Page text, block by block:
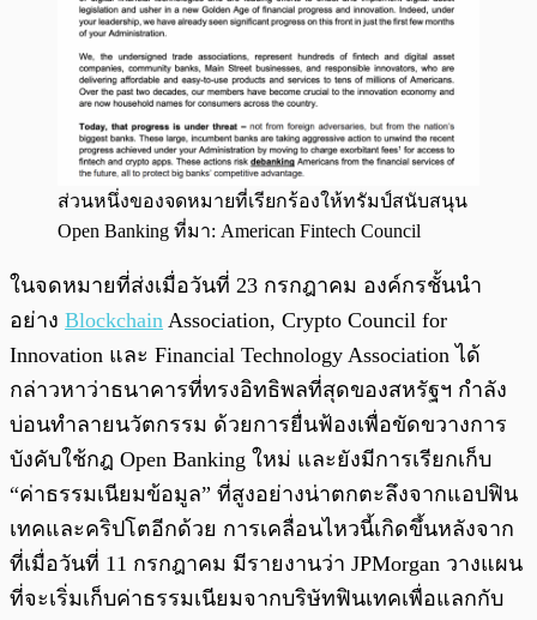
ส่วนหนึ่งของจดหมายที่เรียกร้องให้ทรัมป์สนับสนุน
Open Banking ที่มา: American Fintech Council
ในจดหมายที่ส่งเมื่อวันที่ 23 กรกฎาคม องค์กรชั้นนำ
อย่าง Blockchain Association, Crypto Council for
Innovation และ Financial Technology Association ได้
กล่าวหาว่าธนาคารที่ทรงอิทธิพลที่สุดของสหรัฐฯ กำลัง
บ่อนทำลายนวัตกรรม ด้วยการยื่นฟ้องเพื่อขัดขวางการ
บังคับใช้กฎ Open Banking ใหม่ และยังมีการเรียกเก็บ
“ค่าธรรมเนียมข้อมูล” ที่สูงอย่างน่าตกตะลึงจากแอปฟิน
เทคและคริปโตอีกด้วย การเคลื่อนไหวนี้เกิดขึ้นหลังจาก
ที่เมื่อวันที่ 11 กรกฎาคม มีรายงานว่า JPMorgan วางแผน
ที่จะเริ่มเก็บค่าธรรมเนียมจากบริษัทฟินเทคเพื่อแลกกับ